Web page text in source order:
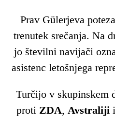
Prav Gülerjeva
trenutek srečanja. Na
jo številni navijači
asistenc letošnjega
Turčijo v skupinskem
proti ZDA, Avstraliji